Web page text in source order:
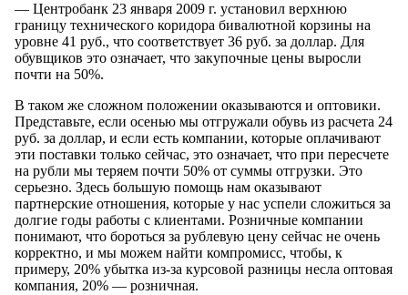
— Центробанк 23 января 2009 г. установил верхнюю
границу технического коридора бивалютной корзины на
уровне 41 руб., что соответствует 36 руб. за доллар. Для
обувщиков это означает, что закупочные цены выросли
почти на 50%.
В таком же сложном положении оказываются и оптовики.
Представьте, если осенью мы отгружали обувь из расчета 24
руб. за доллар, и если есть компании, которые оплачивают
эти поставки только сейчас, это означает, что при пересчете
на рубли мы теряем почти 50% от суммы отгрузки. Это
серьезно. Здесь большую помощь нам оказывают
партнерские отношения, которые у нас успели сложиться за
долгие годы работы с клиентами. Розничные компании
понимают, что бороться за рублевую цену сейчас не очень
корректно, и мы можем найти компромисс, чтобы, к
примеру, 20% убытка из-за курсовой разницы несла оптовая
компания, 20% — розничная.